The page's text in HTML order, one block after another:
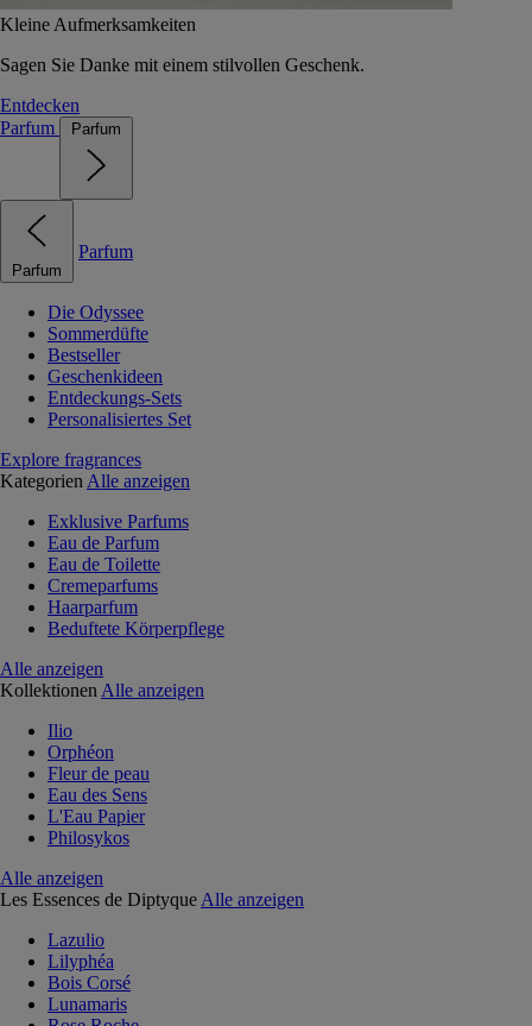
Kleine Aufmerksamkeiten
Sagen Sie Danke mit einem stilvollen Geschenk.
Entdecken
Parfum
Parfum
Parfum
Parfum
Die Odyssee
Sommerdüfte
Bestseller
Geschenkideen
Entdeckungs-Sets
Personalisiertes Set
Explore fragrances
Kategorien Alle anzeigen
Exklusive Parfums
Eau de Parfum
Eau de Toilette
Cremeparfums
Haarparfum
Beduftete Körperpflege
Alle anzeigen
Kollektionen Alle anzeigen
Ilio
Orphéon
Fleur de peau
Eau des Sens
L'Eau Papier
Philosykos
Alle anzeigen
Les Essences de Diptyque Alle anzeigen
Lazulio
Lilyphéa
Bois Corsé
Lunamaris